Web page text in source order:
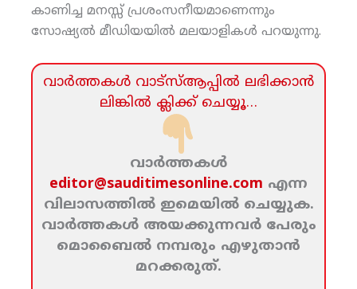
കാണിച്ച മനസ്സ് പ്രശംസനീയമാണെന്നും
സോഷ്യല്‍ മീഡിയയില്‍ മലയാളികള്‍ പറയുന്നു.
വാര്‍ത്തകള്‍ വാട്‌സ്‌ആപ്പില്‍ ലഭിക്കാന്‍
ലിങ്കില്‍ ക്ലിക്ക്‌ ചെയ്യൂ…
വാര്‍ത്തകള്‍
editor@sauditimesonline.com എന്ന
വിലാസത്തില്‍ ഇമെയില്‍ ചെയ്യുക.
വാര്‍ത്തകള്‍ അയക്കുന്നവര്‍ പേരും
മൊബൈല്‍ നമ്പരും എഴുതാന്‍
മറക്കരുത്‌.